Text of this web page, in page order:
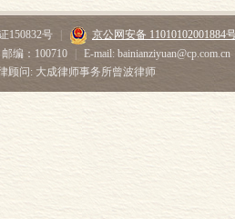
150832号
京公网安备 11010102001884
邮编：100710
E-mail: bainianziyuan@cp.com.cn
顾问: 大成律师事务所曾波律师